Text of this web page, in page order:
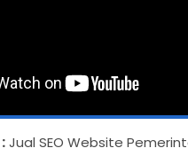
Jual SEO Website